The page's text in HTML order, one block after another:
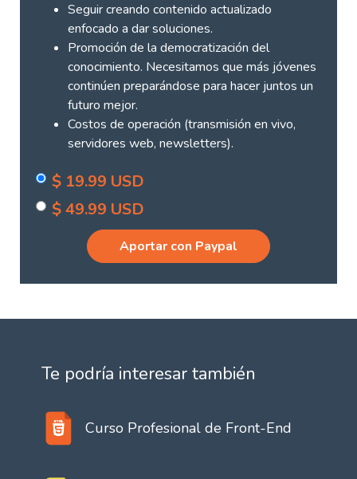
Seguir creando contenido actualizado
enfocado a dar soluciones.
Promoción de la democratización del
conocimiento. Necesitamos que más jóvenes
continúen preparándose para hacer juntos un
futuro mejor.
Costos de operación (transmisión en vivo,
servidores web, newsletters).
$ 19.99 USD
$49.99 USD
Aportar con Paypal
Te podría interesar también
Curso Profesional de Front-End